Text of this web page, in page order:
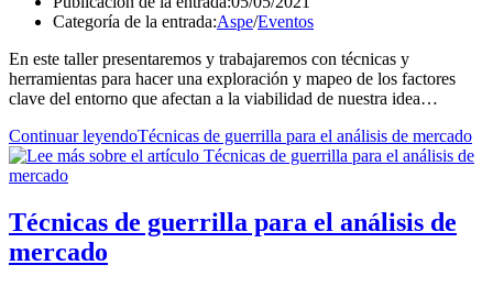
Categoría de la entrada:Aspe/Eventos
En este taller presentaremos y trabajaremos con técnicas y
herramientas para hacer una exploración y mapeo de los factores
clave del entorno que afectan a la viabilidad de nuestra idea…
Continuar leyendoTécnicas de guerrilla para el análisis de mercado
Técnicas de guerrilla para el análisis de
mercado